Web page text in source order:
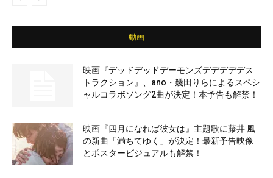
動画
映画『デッドデッドデーモンズデデデデデス
トラクション』、ano・幾田りらによるスペシ
ャルコラボソング2曲が決定！本予告も解禁！
映画『四月になれば彼女は』主題歌に藤井 風
の新曲「満ちてゆく」が決定！最新予告映像
とポスタービジュアルも解禁！